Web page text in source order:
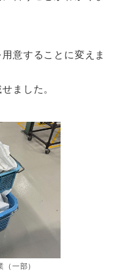
意することに変えま
ました。
一部）